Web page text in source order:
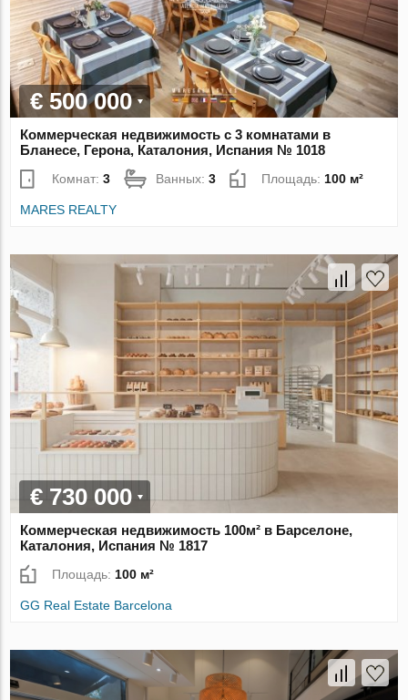
€ 500 000
Коммерческая недвижимость с 3 комнатами в
Бланесе, Герона, Каталония, Испания № 1018
Комнат:3 Ванных:3 Площадь:100 м²
MARES REALTY
€ 730 000
Коммерческая недвижимость 100м² в Барселоне,
Каталония, Испания № 1817
Площадь: 100 м²
GG Real Estate Barcelona